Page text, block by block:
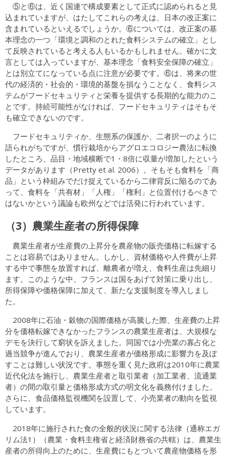
⑤と⑥は、近く国連で構成要素として正式に認められると見
込まれていますが、はたしてこれらの考えは、日本の改正案に
含まれているといえるでしょうか。⑥については、改正案の基
本理念の一つ「環境と調和のとれた食料システムの確立」とし
て反映されていると考える人もいるかもしれません。確かに文
言としては入っていますが、基本理念「食料安全保障の確立」
とは別立てになっている点に注意が必要です。⑥は、将来の世
代の経済的・社会的・環境的基盤を損なうことなく、食料シス
テムがフードセキュリティと栄養を提供する長期的な能力のこ
とです。持続可能性がなければ、フードセキュリティはそもそ
も確立できないのです。
フードセキュリティか、生態系の保護か、二者択一のように
語られがちですが、慣行栽培からアグロエコロジー農法に転換
したところ、品目・地域横断で1・8倍に収量が増加したという
データがあります（Pretty et al. 2006）。そもそも食料を「商
品」という枠組みでだけ捉えているから二律背反に陥るのであ
って、食料を「共有材」「人権」「権利」と位置付けるべきで
はないかという議論も欧州などでは活発に行われています。
（3）農業生産者の所得保障
農業生産者が生産費の上昇分を農産物の販売価格に転嫁する
ことは容易ではありません。しかし、資材価格や人件費が上昇
する中で事態を放置すれば、離農者が増え、食料生産は先細り
ます。このような中、フランスは国をあげて対策に乗り出し、
所得保障や価格保障に加えて、新たな支援制度を導入しまし
た。
2008年に石油・穀物の国際価格が高騰した際、生産費の上昇
分を価格転嫁できなかったフランスの農業生産者は、大規模な
デモを決行して窮状を訴えました。同国では小売業の寡占化と
過当競争が進んでおり、農業生産者が価格形成に影響力を及ぼ
すことは難しい状況です。事態を重く見た政府は2010年に農業
近代化法を施行し、農業生産者と取引業者（加工業者、流通業
者）の間の取引量と価格形成方式の明文化を義務付けました。
さらに、食品価格監視機関を設置して、小売業者の動向を監視
しています。
2018年に施行された食の全般的状況に関する法律（通称エガ
リム法1）（農業・食料主権省と経済財務省の共轄）は、農業生
産者の所得向上のために、生産費にもとづいて農産物価格を形